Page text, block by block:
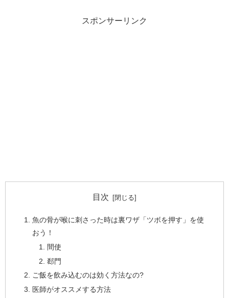
スポンサーリンク
目次
魚の骨が喉に刺さった時は裏ワザ「ツボを押す」を使
おう！
間使
郄門
ご飯を飲み込むのは効く方法なの?
医師がオススメする方法